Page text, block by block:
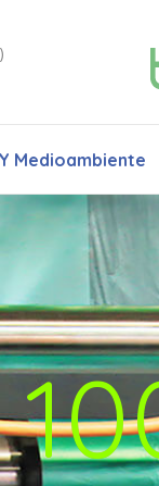
Medioambiente